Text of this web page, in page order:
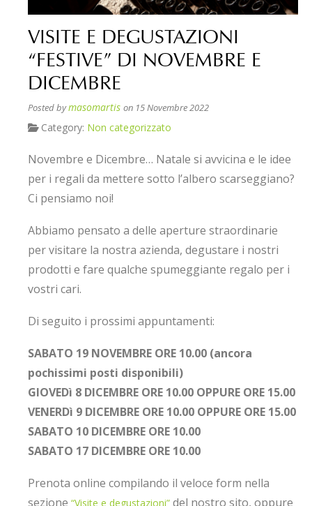
VISITE E DEGUSTAZIONI
“FESTIVE” DI NOVEMBRE E
DICEMBRE
Posted bymasomartis on 15 Novembre 2022
Category: Non categorizzato
Novembre e Dicembre… Natale si avvicina e le idee
per i regali da mettere sotto l’albero scarseggiano?
Ci pensiamo noi!
Abbiamo pensato a delle aperture straordinarie
per visitare la nostra azienda, degustare i nostri
prodotti e fare qualche spumeggiante regalo per i
vostri cari.
Di seguito i prossimi appuntamenti:
SABATO 19 NOVEMBRE ORE 10.00 (ancora
pochissimi posti disponibili)
GIOVEDì 8 DICEMBRE ORE 10.00 OPPURE ORE 15.00
VENERDì 9 DICEMBRE ORE 10.00 OPPURE ORE 15.00
SABATO 10 DICEMBRE ORE 10.00
SABATO 17 DICEMBRE ORE 10.00
Prenota online compilando il veloce form nella
sezione “Visite e degustazioni” del nostro sito, oppure